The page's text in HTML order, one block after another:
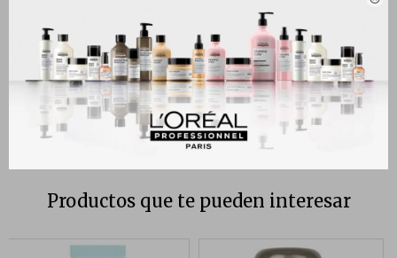
suero de brillo híbrido ultrahidratante que nutre los labios, al tiempo
que los realza para que se vean más carnosos y flexibles. Mezclado
con Lustrous Diamond Dust genuino, este tesoro de brillo de labios
proporciona un brillo similar al de una piedra preciosa en una sola
pasada para una sonrisa que es aún más preciosa.
Productos que te pueden interesar